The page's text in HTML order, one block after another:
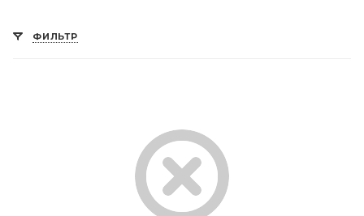
ФИЛЬТР